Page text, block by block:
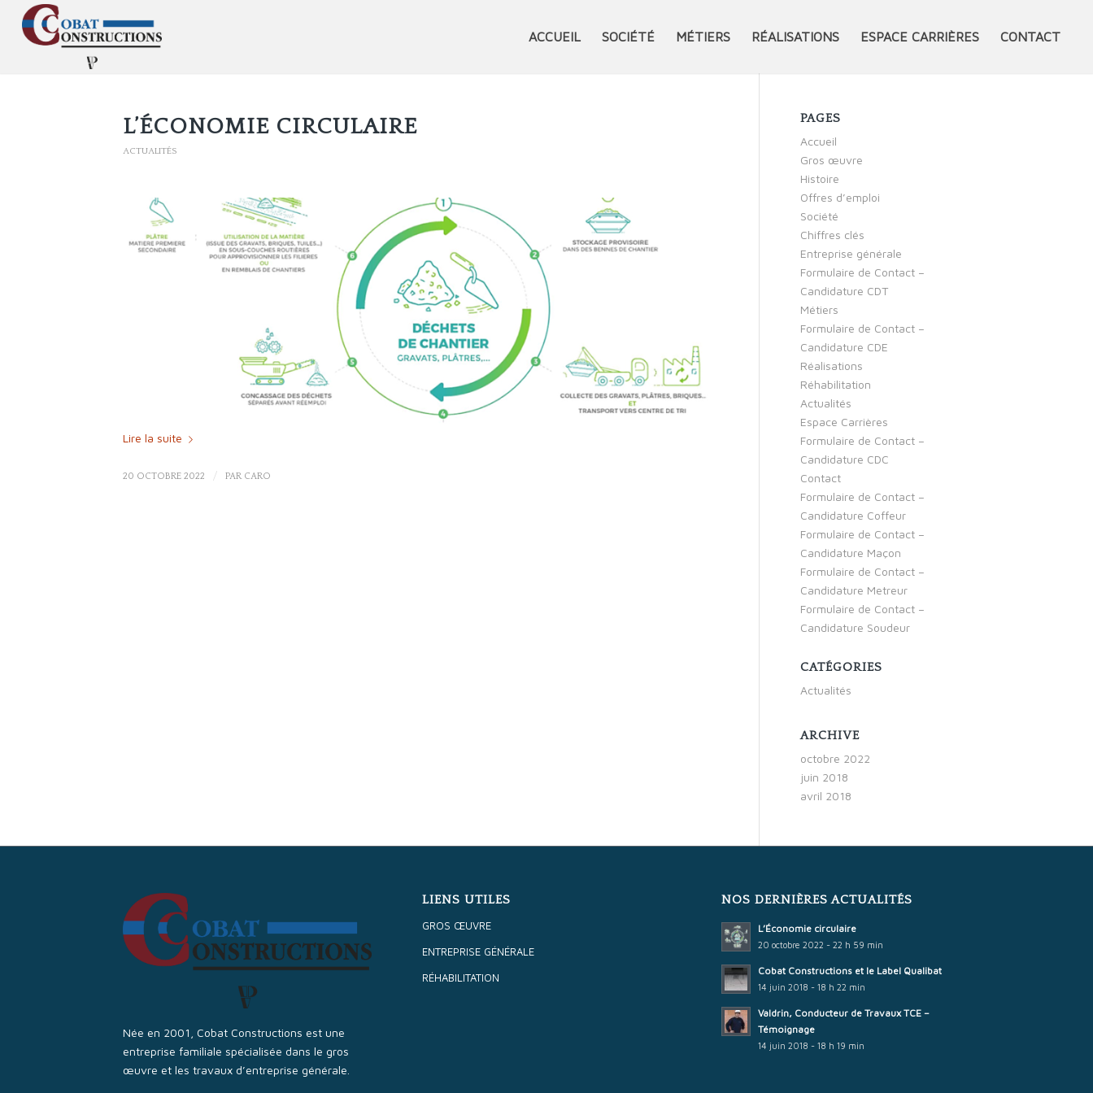
ACCUEIL SOCIÉTÉ MÉTIERS RÉALISATIONS ESPACE CARRIÈRES CONTACT
L’ÉCONOMIE CIRCULAIRE
ACTUALITÉS
Lire la suite
20 OCTOBRE 2022 / PAR CARO
PAGES
Accueil
Gros œuvre
Histoire
Offres d’emploi
Société
Chiffres clés
Entreprise générale
Formulaire de Contact –
Candidature CDT
Métiers
Formulaire de Contact –
Candidature CDE
Réalisations
Réhabilitation
Actualités
Espace Carrières
Formulaire de Contact –
Candidature CDC
Contact
Formulaire de Contact –
Candidature Coffeur
Formulaire de Contact –
Candidature Maçon
Formulaire de Contact –
Candidature Metreur
Formulaire de Contact –
Candidature Soudeur
CATÉGORIES
Actualités
ARCHIVE
octobre 2022
juin 2018
avril 2018
Née en 2001, Cobat Constructions est une
entreprise familiale spécialisée dans le gros
œuvre et les travaux d’entreprise générale.
LIENS UTILES
GROS ŒUVRE
ENTREPRISE GÉNÉRALE
RÉHABILITATION
NOS DERNIÈRES ACTUALITÉS
L’Économie circulaire
20 octobre 2022 - 22 h 59 min
Cobat Constructions et le Label Qualibat
14 juin 2018 - 18 h 22 min
Valdrin, Conducteur de Travaux TCE –
Témoignage
14 juin 2018 - 18 h 19 min